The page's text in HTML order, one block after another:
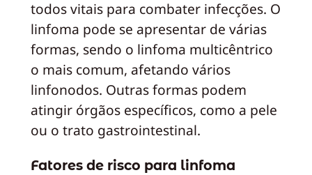
todos vitais para combater infecções. O
linfoma pode se apresentar de várias
formas, sendo o linfoma multicêntrico
o mais comum, afetando vários
linfonodos. Outras formas podem
atingir órgãos específicos, como a pele
ou o trato gastrointestinal.
Fatores de risco para linfoma